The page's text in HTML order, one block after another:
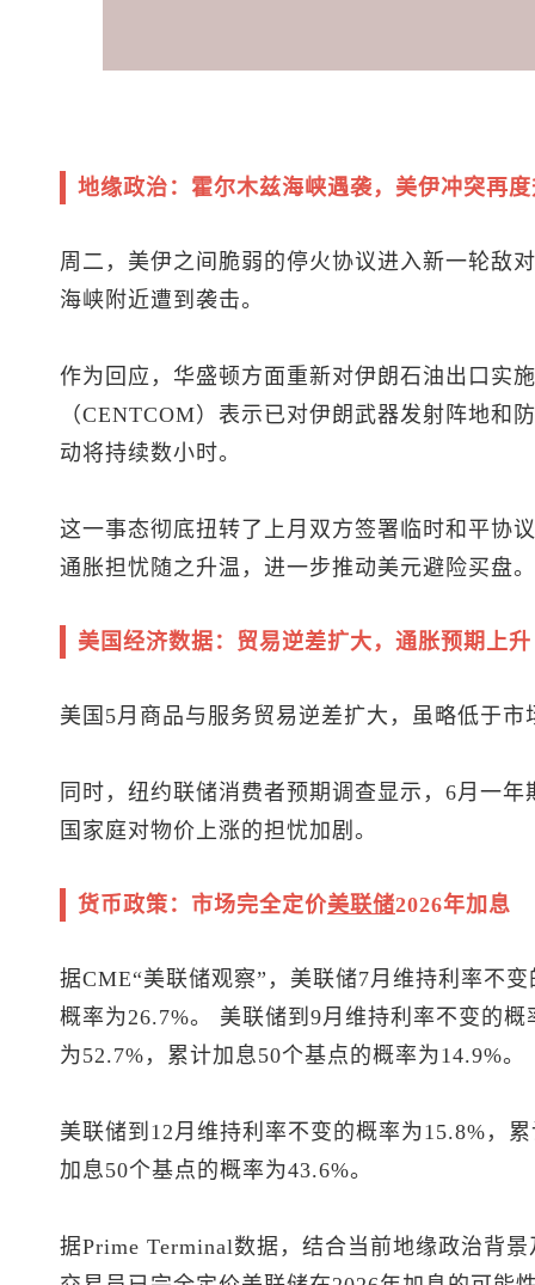
地缘政治：霍尔木兹海峡遇袭，美伊冲突再
周二，美伊之间脆弱的停火协议进入新一轮敌
海峡附近遭到袭击。
作为回应，华盛顿方面重新对伊朗石油出口实
（CENTCOM）表示已对伊朗武器发射阵地和
动将持续数小时。
这一事态彻底扭转了上月双方签署临时和平协
通胀担忧随之升温，进一步推动美元避险买盘。
美国经济数据：贸易逆差扩大，通胀预期上升
美国5月商品与服务贸易逆差扩大，虽略低于
同时，纽约联储消费者预期调查显示，6月一
国家庭对物价上涨的担忧加剧。
货币政策：市场完全定价美联储2026年加息
据CME“美联储观察”，美联储7月维持利率不
概率为26.7%。 美联储到9月维持利率不变的
为52.7%，累计加息50个基点的概率为14.9%。
美联储到12月维持利率不变的概率为15.8%，
加息50个基点的概率为43.6%。
据Prime Terminal数据，结合当前地缘政治背